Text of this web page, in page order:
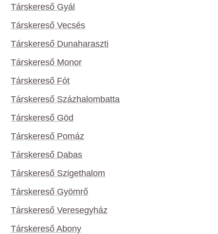
Társkereső Gyál
Társkereső Vecsés
Társkereső Dunaharaszti
Társkereső Monor
Társkereső Fót
Társkereső Százhalombatta
Társkereső Göd
Társkereső Pomáz
Társkereső Dabas
Társkereső Szigethalom
Társkereső Gyömrő
Társkereső Veresegyház
Társkereső Abony